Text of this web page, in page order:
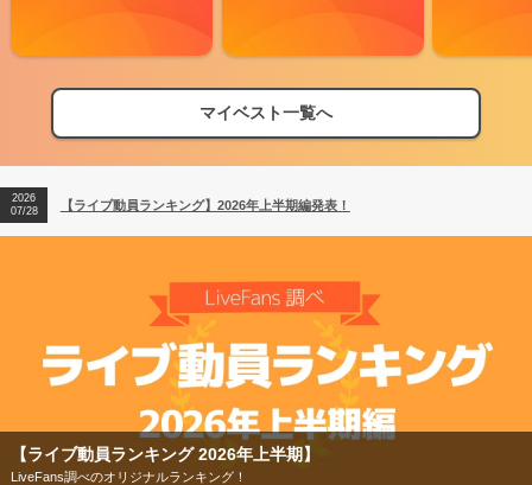
マイベスト一覧へ
【ライブ動員ランキング】2026年上半期編発表！
【フェス特集2026】フェス情報はここから！
2026
07/28
【ライブ動員ランキング】2026年上半期編発表！
【ライブ動員ランキング 2026年上半期】
LiveFans調べのオリジナルランキング！